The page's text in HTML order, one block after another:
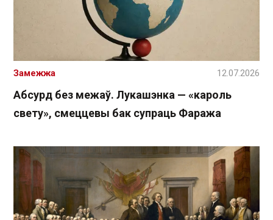
Абсурд без межаў. Лукашэнка — «кароль
свету», смеццевы бак супраць Фаража
Замежжа 12.07.2026